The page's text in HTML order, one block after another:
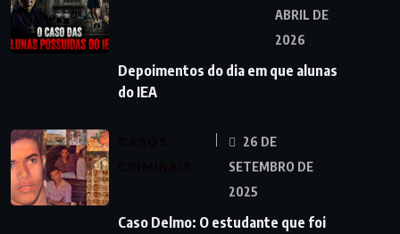
ABRIL DE
2026
Depoimentos do dia em que alunas
do IEA
26 DE
SETEMBRO DE
2025
Caso Delmo: O estudante que foi